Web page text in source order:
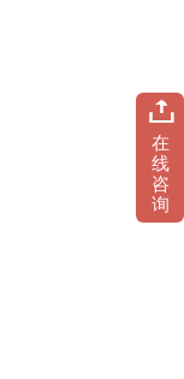
在
线
咨
询